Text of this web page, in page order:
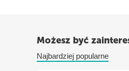
1996 - 2000 Breeze
Możesz być
Najbardziej popularne